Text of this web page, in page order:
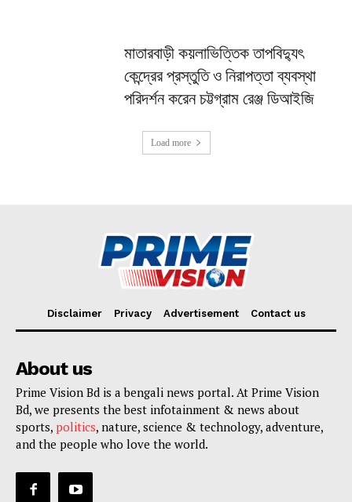
মাতারবাড়ী কয়লাভিত্তিক তাপবিদ্যুৎ
কেন্দ্রের প্রস্তুতি ও নিরাপত্তা ব্যবস্থা
পরিদর্শন করেন চট্টগ্রাম রেঞ্জ ডিআইজি
Load more
Disclaimer Privacy Advertisement Contact us
About us
Prime Vision Bd is a bengali news portal. At Prime Vision
Bd, we presents the best infotainment & news about
sports, politics, nature, science & technology, adventure,
and the people who love the world.